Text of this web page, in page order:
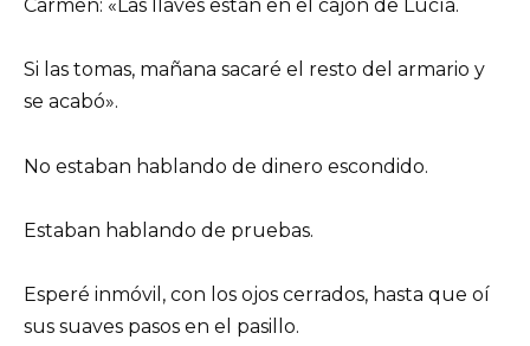
Carmen: «Las llaves están en el cajón de Lucía.
Si las tomas, mañana sacaré el resto del armario y
se acabó».
No estaban hablando de dinero escondido.
Estaban hablando de pruebas.
Esperé inmóvil, con los ojos cerrados, hasta que oí
sus suaves pasos en el pasillo.